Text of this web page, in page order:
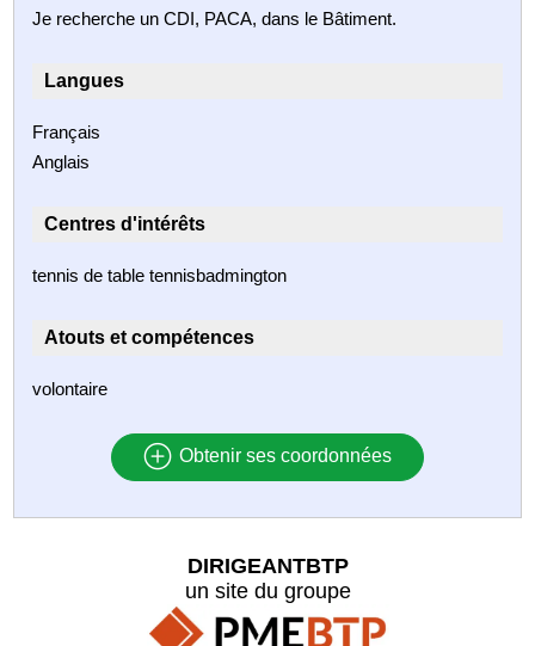
Je recherche un CDI, PACA, dans le Bâtiment.
Langues
Français
Anglais
Centres d'intérêts
tennis de table tennisbadmington
Atouts et compétences
volontaire
Obtenir ses coordonnées
DIRIGEANTBTP
un site du groupe